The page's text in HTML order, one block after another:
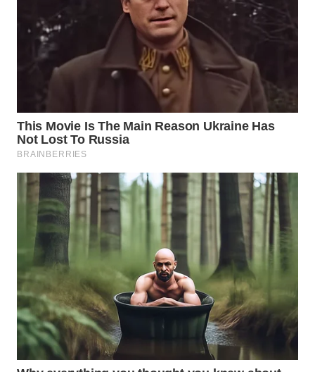
WN
BOROBUDUR
WN
SURABAYA
WN
NATUNA
BINTAN
WN
MANDALIKA
WN
LIKUPANG